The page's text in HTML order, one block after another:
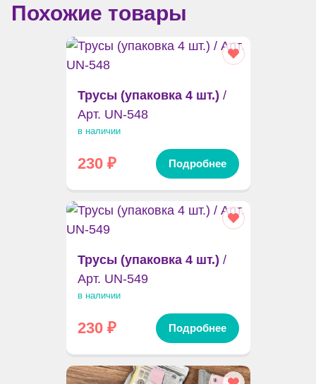
Похожие товары
Трусы (упаковка 4 шт.) /
Арт. UN-548
в наличии
230₽ Подробнее
Трусы (упаковка 4 шт.) /
Арт. UN-549
в наличии
230₽ Подробнее